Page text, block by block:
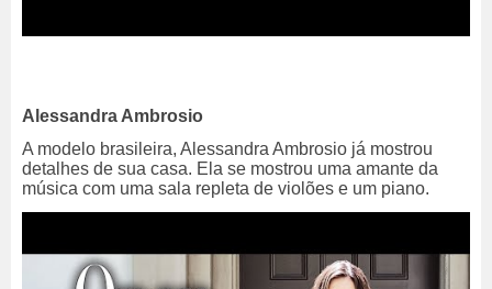
Alessandra Ambrosio
A modelo brasileira, Alessandra Ambrosio já mostrou
detalhes de sua casa. Ela se mostrou uma amante da
música com uma sala repleta de violões e um piano.